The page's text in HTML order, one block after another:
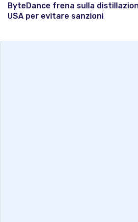
ByteDance frena sulla
USA per evitare sanzioni